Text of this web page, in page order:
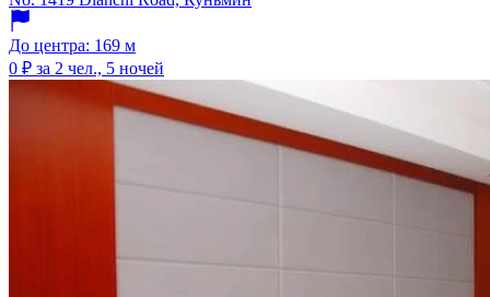
До центра: 169 м
0 ₽ за 2 чел., 5 ночей